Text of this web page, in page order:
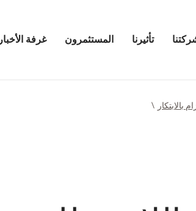
تأثيرنا المستثمرون غرفة الأخبار
بالابتكار